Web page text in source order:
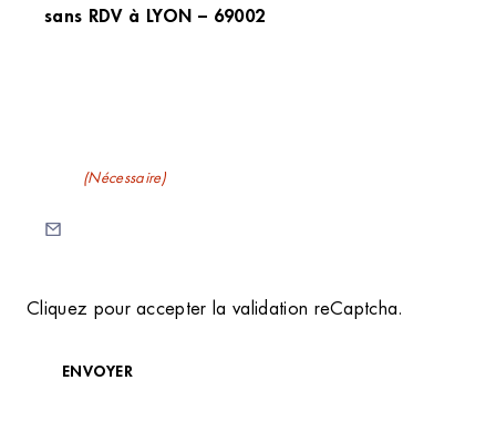
sans RDV à LYON – 69002
(Nécessaire)
A
Cliquez pour accepter la validation reCaptcha.
ENVOYER